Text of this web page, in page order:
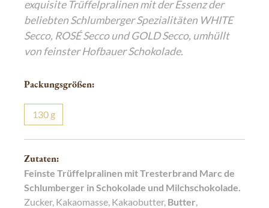
exquisite Trüffelpralinen mit der Essenz der
beliebten Schlumberger Spezialitäten WHITE
Secco, ROSÉ Secco und GOLD Secco, umhüllt
von feinster Hofbauer Schokolade.
Packungsgrößen:
130 g
Zutaten:
Feinste Trüffelpralinen mit Tresterbrand Marc de
Schlumberger in Schokolade und Milchschokolade.
Zucker, Kakaomasse, Kakaobutter, Butter,